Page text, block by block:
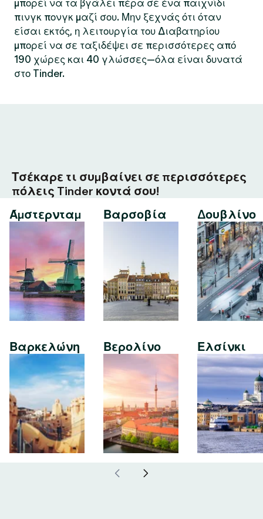
μπορεί να τα βγάλει πέρα σε ένα παιχνίδι
πινγκ πονγκ μαζί σου. Μην ξεχνάς ότι όταν
είσαι εκτός, η λειτουργία του Διαβατηρίου
μπορεί να σε ταξιδέψει σε περισσότερες από
190 χώρες και 40 γλώσσες—όλα είναι δυνατά
στο Tinder.
Τσέκαρε τι συμβαίνει σε περισσότερες
πόλεις Tinder κοντά σου!
Άμστερνταμ
Βαρκελώνη
Βαρσοβία
Βερολίνο
Δουβλίνο
Ελσίνκι